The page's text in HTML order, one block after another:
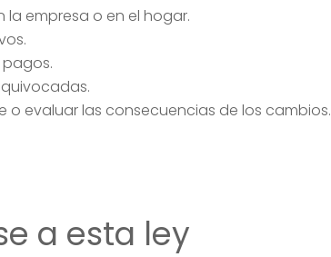
empresa o en el hogar.
o evaluar las consecuencias de los cambios.
a esta ley